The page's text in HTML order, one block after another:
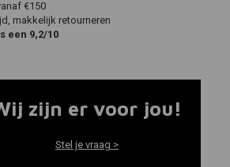
€150
makkelijk retourneren
een 9,2/10
zijn er voor jou!
Stel je vraag >